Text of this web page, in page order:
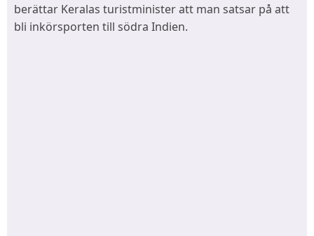
berättar Keralas turistminister att man satsar på att
bli inkörsporten till södra Indien.